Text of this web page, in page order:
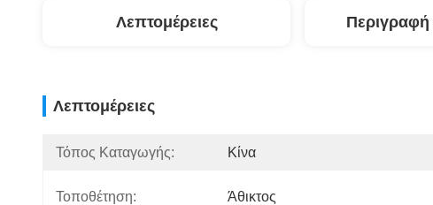
Λεπτομέρειες Περιγραφή
Λεπτομέρειες
Τόπος Καταγωγής: Κίνα
Τοποθέτηση: Άθικτος